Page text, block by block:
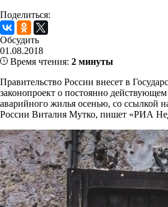
Поделиться:
Обсудить
01.08.2018
Время чтения: 2 минуты
Правительство России внесет в
законопроект о постоянно
аварийного жилья осенью, со ссылкой
России Виталия Мутко, пишет «РИА